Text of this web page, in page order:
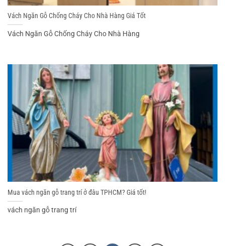
Vách Ngăn Gỗ Chống Cháy Cho Nhà Hàng Giá Tốt
Vách Ngăn Gỗ Chống Cháy Cho Nhà Hàng
Mua vách ngăn gỗ trang trí ở đâu TPHCM? Giá tốt!
vách ngăn gỗ trang trí